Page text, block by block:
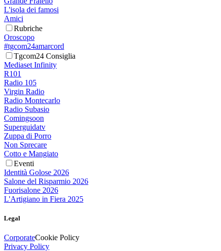
L'isola dei famosi
Amici
Rubriche
Oroscopo
#tgcom24amarcord
Tgcom24 Consiglia
Mediaset Infinity
R101
Radio 105
Virgin Radio
Radio Montecarlo
Radio Subasio
Comingsoon
Superguidatv
Zuppa di Porro
Non Sprecare
Cotto e Mangiato
Eventi
Identità Golose 2026
Salone del Risparmio 2026
Fuorisalone 2026
L'Artigiano in Fiera 2025
Legal
CorporateCookie Policy
Privacy Policy